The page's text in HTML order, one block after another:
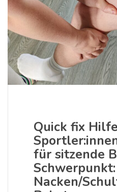
Quick fix
für sitzende
Schwerpunkt:
Nacken/